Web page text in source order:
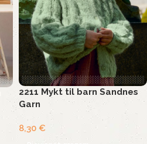
2211 Mykt til barn Sandnes
Garn
8,30 €